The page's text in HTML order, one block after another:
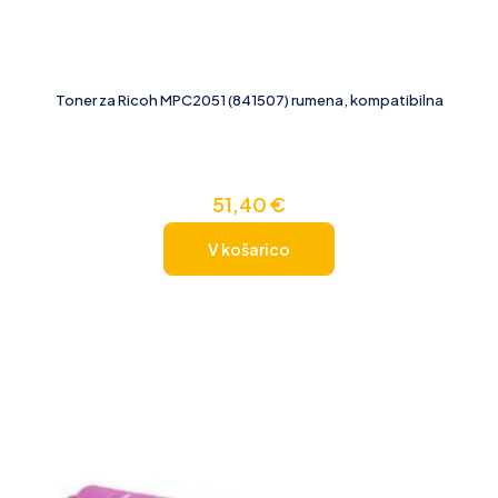
Toner za Ricoh MPC2051 (841507) rumena, kompatibilna
51,40€
V košarico